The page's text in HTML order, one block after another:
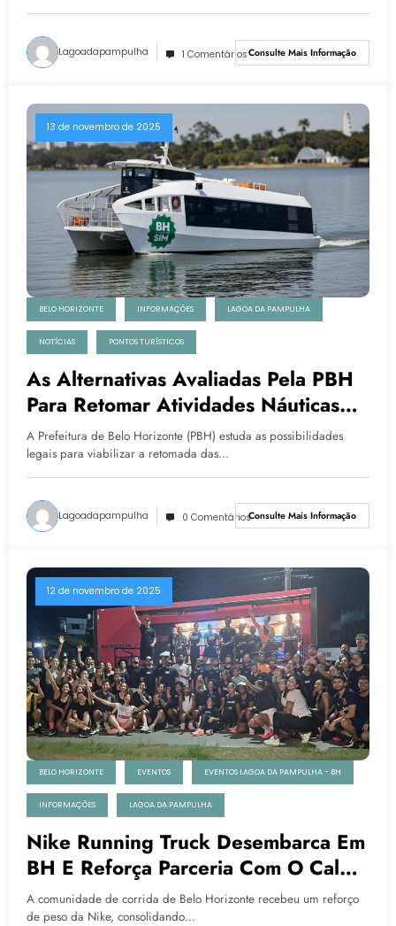
Lagoadapampulha 1 ComentáriosConsulte Mais Informação
13 de novembro de 2025
BELO HORIZONTE INFORMAÇÕES LAGOA DA PAMPULHA
NOTÍCIAS PONTOS TURÍSTICOS
As Alternativas Avaliadas Pela PBH
Para Retomar Atividades Náuticas
Na Lagoa Da Pampulha
A Prefeitura de Belo Horizonte (PBH) estuda as possibilidades
legais para viabilizar a retomada das…
Lagoadapampulha 0 ComentáriosConsulte Mais Informação
12 de novembro de 2025
BELO HORIZONTE EVENTOS EVENTOS LAGOA DA PAMPULHA - BH
INFORMAÇÕES LAGOA DA PAMPULHA
Nike Running Truck Desembarca Em
BH E Reforça Parceria Com O Calma
Clima Na Pista
A comunidade de corrida de Belo Horizonte recebeu um reforço
de peso da Nike, consolidando…